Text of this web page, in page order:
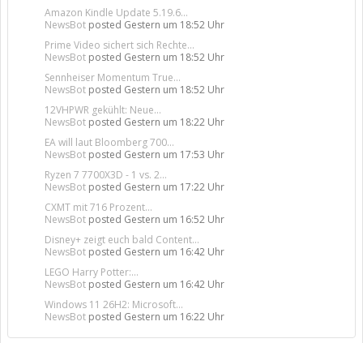
Amazon Kindle Update 5.19.6...
NewsBot posted Gestern um 18:52 Uhr
Prime Video sichert sich Rechte...
NewsBot posted Gestern um 18:52 Uhr
Sennheiser Momentum True...
NewsBot posted Gestern um 18:52 Uhr
12VHPWR gekühlt: Neue...
NewsBot posted Gestern um 18:22 Uhr
EA will laut Bloomberg 700...
NewsBot posted Gestern um 17:53 Uhr
Ryzen 7 7700X3D - 1 vs. 2...
NewsBot posted Gestern um 17:22 Uhr
CXMT mit 716 Prozent...
NewsBot posted Gestern um 16:52 Uhr
Disney+ zeigt euch bald Content...
NewsBot posted Gestern um 16:42 Uhr
LEGO Harry Potter:...
NewsBot posted Gestern um 16:42 Uhr
Windows 11 26H2: Microsoft...
NewsBot posted Gestern um 16:22 Uhr